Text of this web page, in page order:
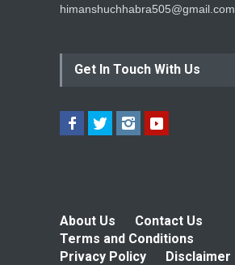
himanshuchhabra505@gmail.com
Get In Touch With Us
About Us
Contact Us
Terms and Conditions
Privacy Policy
Disclaimer